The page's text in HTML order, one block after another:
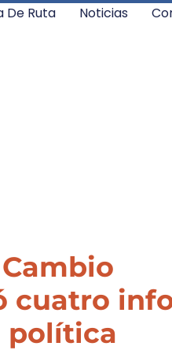
De Ruta Noticias
cuatro
política